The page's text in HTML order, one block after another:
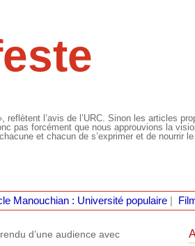
l’avis de l’URC. Sinon les articles
pas forcément que nous approuvions la
et chacun de s’exprimer et de nourrir
Manouchian : Université populaire|
d’une audience avec